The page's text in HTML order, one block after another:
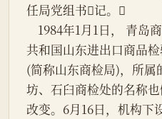
任局党组书记。
共和国山东进出口商品
(简称山东商检局)，所属
坊、石臼商检处的名称
改变。6月16日，机构下